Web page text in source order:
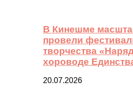
В Кинешме
провели
творчества
хороводе
20.07.2026